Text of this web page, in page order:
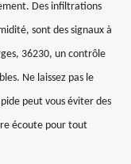
Des infiltrations
sont des signaux à
36230, un contrôle
Ne laissez pas le
peut vous éviter des
écoute pour tout